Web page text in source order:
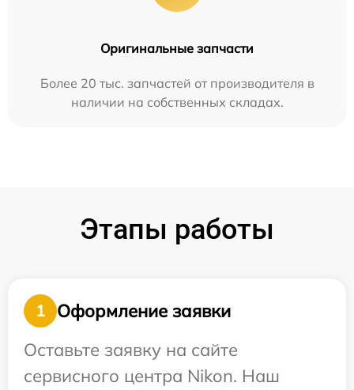
Оригинальные запчасти
Более 20 тыс. запчастей от производителя в
наличии на собственных складах.
Этапы работы
1
Оформление заявки
Оставьте заявку на сайте
сервисного центра Nikon. Наш